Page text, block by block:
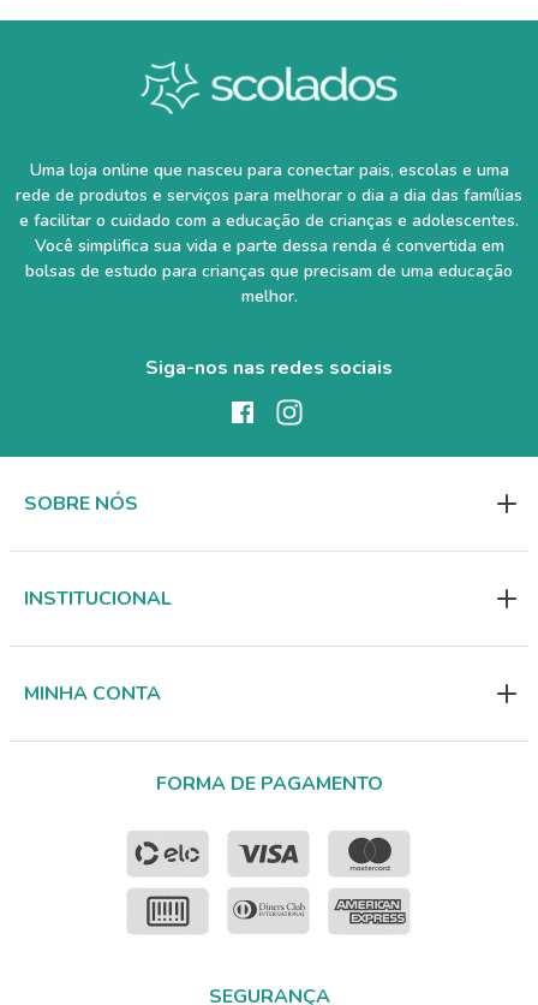
Uma loja online que nasceu para conectar pais, escolas e uma
rede de produtos e serviços para melhorar o dia a dia das famílias
e facilitar o cuidado com a educação de crianças e adolescentes.
Você simplifica sua vida e parte dessa renda é convertida em
bolsas de estudo para crianças que precisam de uma educação
melhor.
Siga-nos nas redes sociais
SOBRE NÓS
INSTITUCIONAL
MINHA CONTA
FORMA DE PAGAMENTO
SEGURANÇA